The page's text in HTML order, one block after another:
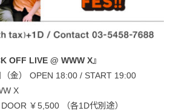
OFF LIVE @ WWW X』
金） OPEN 18:00 / START 19:00
X
￥5,500 （各1D代別途）